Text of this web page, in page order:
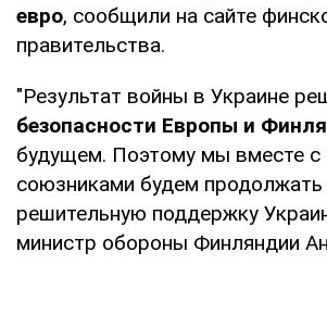
евро, сообщили на сайте
правительства.
"Результат войны в Украине
безопасности Европы и
будущем. Поэтому мы вместе
союзниками будем
решительную поддержку
министр обороны Финляндии